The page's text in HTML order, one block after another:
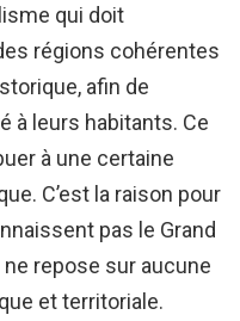
qui doit
régions cohérentes
afin de
à leurs habitants. Ce
à une certaine
C’est la raison pour
pas le Grand
repose sur aucune
et territoriale.